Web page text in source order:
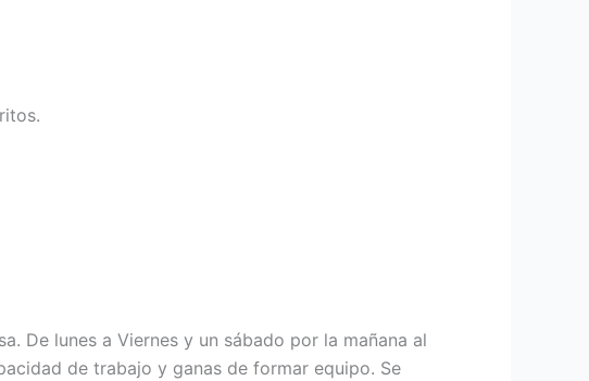
De lunes a Viernes y un sábado por la mañana al
de trabajo y ganas de formar equipo. Se